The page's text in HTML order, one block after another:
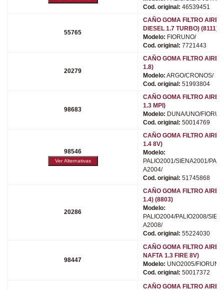
Cod. original: 46539451
55765
CAÑO GOMA FILTRO AIRE
DIESEL 1.7 TURBO) (8111)
Modelo: FIORUNO/
Cod. original: 7721443
20279
CAÑO GOMA FILTRO AIRE
1.8)
Modelo: ARGO/CRONOS/
Cod. original: 51993804
98683
CAÑO GOMA FILTRO AIRE
1.3 MPI)
Modelo: DUNA/UNO/
Cod. original: 50014769
98546
CAÑO GOMA FILTRO AIRE
1.4 8V)
Modelo:
PALIO2001/SIENA2001/
A2004/
Cod. original: 51745868
20286
CAÑO GOMA FILTRO AIRE
1.4) (8803)
Modelo:
PALIO2004/PALIO2008/
A2008/
Cod. original: 55224030
98447
CAÑO GOMA FILTRO AIRE
NAFTA 1.3 FIRE 8V)
Modelo: UNO2005/
Cod. original: 50017372
CAÑO GOMA FILTRO AIRE